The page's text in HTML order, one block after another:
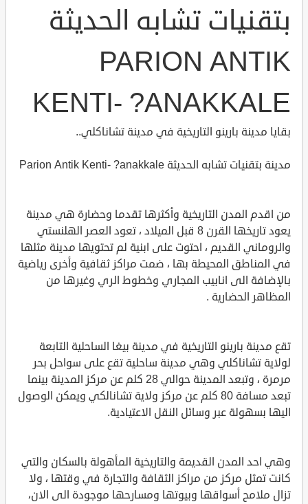
بتقنيات تشابه الحديثة
PARION ANTIK
KENTI- ?ANAKKALE
بقايا مدينة بارينو التاريخية في مدينة تشاناكلي..
مدينة بتقنيات تشابه الحديثة Parion Antik Kenti- ?anakkale
من اقدم المدن التاريخية وأكثرها تقدما وحضارة هي مدينة
يعود تاريخها القرن 8 قبل الميلاد ، تعود العصر الهلنستي
والروماني القديم ، احتوت على ابنية لم تحتويها مدينة مثلها
في المناطق المحيطة بها ، ضمت مراكز ثقافية وأخرى رياضية
بالإضافة الى انابيب المجاري وخطوط الري وغيرها من
المظاهر الحضارية .
تقع مدينة بارينو التاريخية في مدينة بيغا الساحلية التابعة
لولاية تشاناكلي وهي مدينة ساحلية تقع على سواحل بحر
مرمرة ، وتبعد المدينة حوالي 28 كلم عن مركز المدينة بينما
تبعد مسافة 80 كلم عن مركز ولاية تشانالكي ويمكن الوصول
اليها بسهولة عبر وسائل النقل الاعتيادية.
وهي احد المدن القديمة والتاريخية المأهولة بالسكان والتي
كانت تمثل مركز من مراكز الثقافة والتجارة في وقتها ، ولا
تزال ملامح أسواقها وبيوتها ومسارحها موجودة الى الان،